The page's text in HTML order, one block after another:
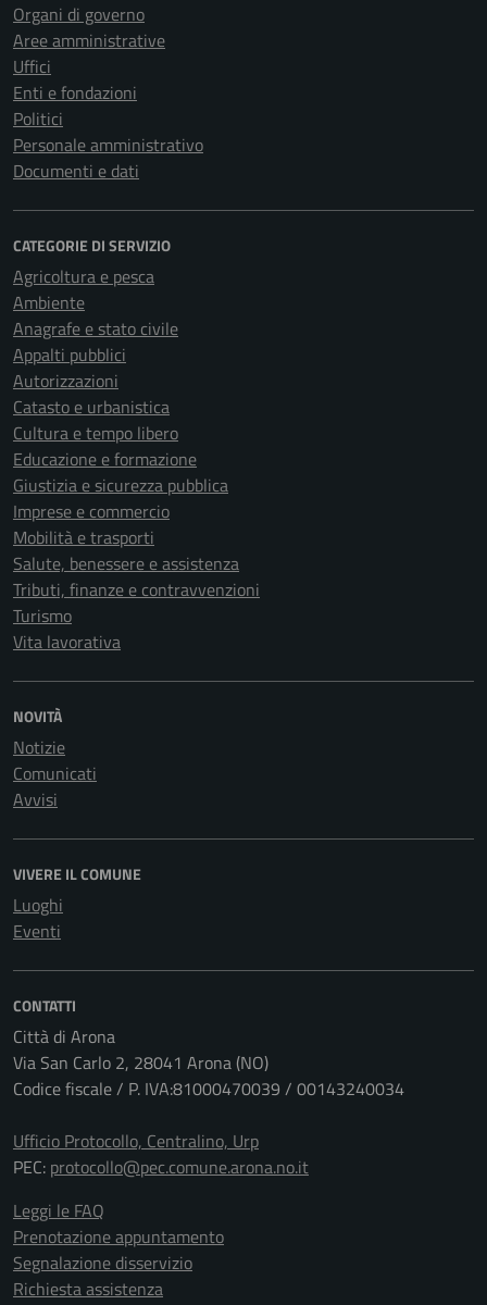
Organi di governo
Aree amministrative
Uffici
Enti e fondazioni
Politici
Personale amministrativo
Documenti e dati
CATEGORIE DI SERVIZIO
Agricoltura e pesca
Ambiente
Anagrafe e stato civile
Appalti pubblici
Autorizzazioni
Catasto e urbanistica
Cultura e tempo libero
Educazione e formazione
Giustizia e sicurezza pubblica
Imprese e commercio
Mobilità e trasporti
Salute, benessere e assistenza
Tributi, finanze e contravvenzioni
Turismo
Vita lavorativa
NOVITÀ
Notizie
Comunicati
Avvisi
VIVERE IL COMUNE
Luoghi
Eventi
CONTATTI
Città di Arona
Via San Carlo 2, 28041 Arona (NO)
Codice fiscale / P. IVA:81000470039 / 00143240034
Ufficio Protocollo, Centralino, Urp
PEC: protocollo@pec.comune.arona.no.it
Leggi le FAQ
Prenotazione appuntamento
Segnalazione disservizio
Richiesta assistenza